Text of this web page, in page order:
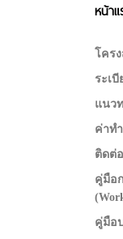
หน้า
โคร
ระเ
แนว
ค่าท
ติดต่
คู่มือ
คู่มือ